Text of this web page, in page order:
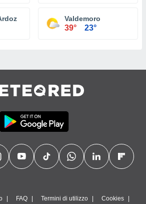
Valdemoro
39° 23°
FAQ Termini di utilizzo Cookies